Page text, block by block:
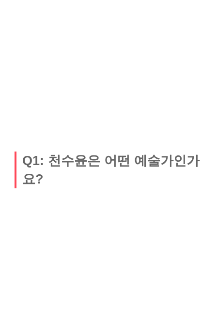
Q1: 천수윤은 어떤 예술가인가
요?